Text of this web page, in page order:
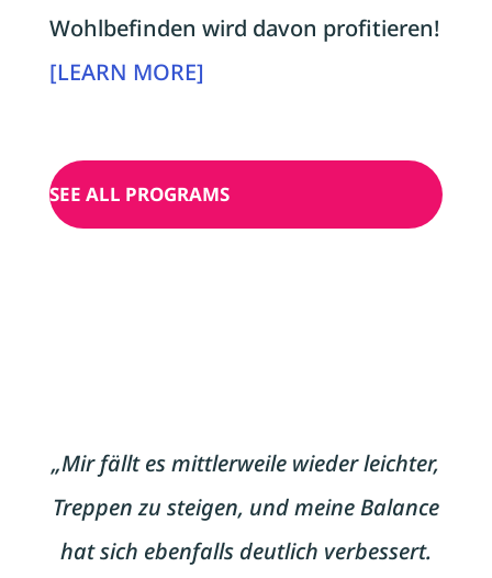
Wohlbefinden wird davon profitieren!
[LEARN MORE]
SEE ALL PROGRAMS
„Mir fällt es mittlerweile wieder leichter,
Treppen zu steigen, und meine Balance
hat sich ebenfalls deutlich verbessert.